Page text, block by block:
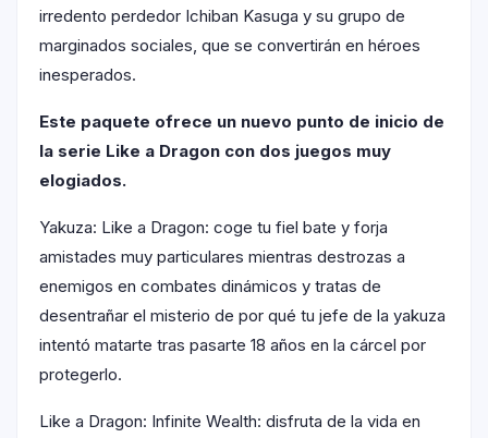
irredento perdedor Ichiban Kasuga y su grupo de
marginados sociales, que se convertirán en héroes
inesperados.
Este paquete ofrece un nuevo punto de inicio de
la serie Like a Dragon con dos juegos muy
elogiados.
Yakuza: Like a Dragon: coge tu fiel bate y forja
amistades muy particulares mientras destrozas a
enemigos en combates dinámicos y tratas de
desentrañar el misterio de por qué tu jefe de la yakuza
intentó matarte tras pasarte 18 años en la cárcel por
protegerlo.
Like a Dragon: Infinite Wealth: disfruta de la vida en